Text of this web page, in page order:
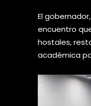
El
encuentro
hostales,
académica